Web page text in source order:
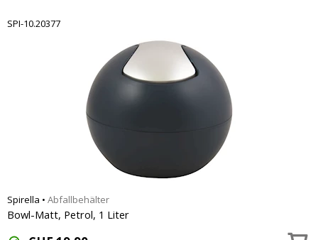
SPI-10.20377
Spirella • Abfallbehälter
Bowl-Matt, Petrol, 1 Liter